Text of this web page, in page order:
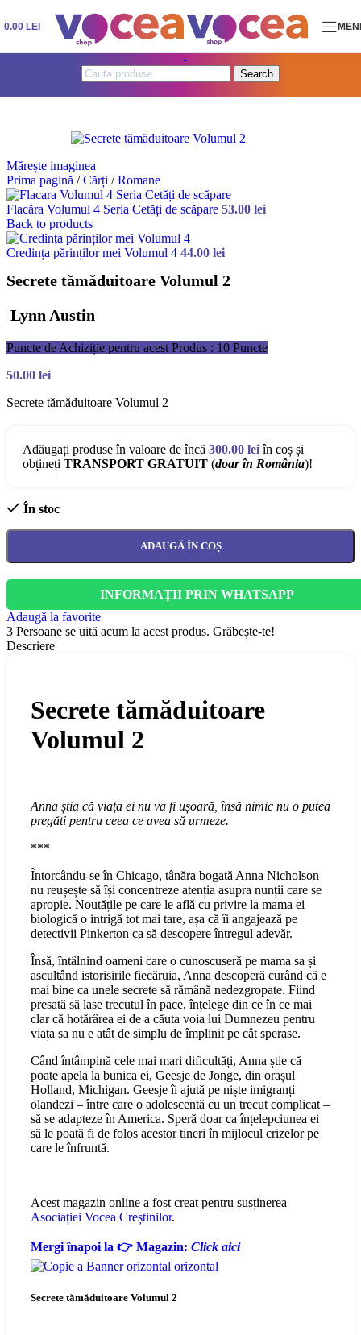
Skip to navigationSkip to main content
0.00 LEI
Search
Mărește imaginea
Prima pagină / Cărți / Romane
Flacăra Volumul 4 Seria Cetăți de scăpare 53.00 lei
Back to products
Credința părinților mei Volumul 4 44.00 lei
Secrete tămăduitoare Volumul 2
Lynn Austin
Puncte de Achiziție pentru acest Produs : 10 Puncte
50.00 lei
Secrete tămăduitoare Volumul 2
Adăugați produse în valoare de încă 300.00 leiîn coș și
obțineți TRANSPORT GRATUIT (doar în România)!
În stoc
ADAUGĂ ÎN COȘ
INFORMAȚII PRIN WHATSAPP
Adaugă la favorite
3 Persoane se uită acum la acest produs. Grăbește-te!
Descriere
Secrete tămăduitoare
Volumul 2
Anna știa că viața ei nu va fi ușoară, însă nimic nu o putea
pregăti pentru ceea ce avea să urmeze.
***
Întorcându-se în Chicago, tânăra bogată Anna Nicholson
nu reușește să își concentreze atenția asupra nunții care se
apropie. Noutățile pe care le află cu privire la mama ei
biologică o intrigă tot mai tare, așa că îi angajează pe
detectivii Pinkerton ca să descopere întregul adevăr.
Însă, întâlnind oameni care o cunoscuseră pe mama sa și
ascultând istorisirile fiecăruia, Anna descoperă curând că e
mai bine ca unele secrete să rămână nedezgropate. Fiind
presată să lase trecutul în pace, înțelege din ce în ce mai
clar că hotărârea ei de a căuta voia lui Dumnezeu pentru
viața sa nu e atât de simplu de împlinit pe cât sperase.
Când întâmpină cele mai mari dificultăți, Anna știe că
poate apela la bunica ei, Geesje de Jonge, din orașul
Holland, Michigan. Geesje îi ajută pe niște imigranți
olandezi – între care o adolescentă cu un trecut complicat –
să se adapteze în America. Speră doar ca înțelepciunea ei
să le poată fi de folos acestor tineri în mijlocul crizelor pe
care le înfruntă.
Acest magazin online a fost creat pentru susținerea
Asociației Vocea Creștinilor.
Mergi înapoi la 👉 Magazin: Click aici
Secrete tămăduitoare Volumul 2